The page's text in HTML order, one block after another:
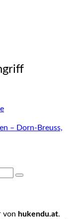
– Dorn-Breuss,
von hukendu.at.